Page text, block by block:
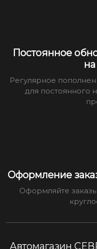
Постоянное
Регулярное
для постоянного
Оформление
Оформляйте
Автомагазин